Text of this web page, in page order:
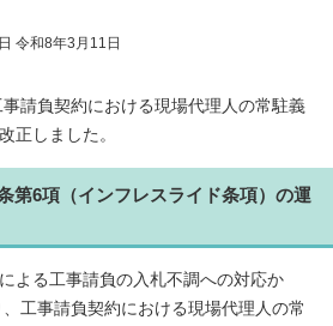
令和8年3月11日
請負契約における現場代理人の常駐義
正しました。
第6項（インフレスライド条項）の運
よる工事請負の入札不調への対応か
工事請負契約における現場代理人の常